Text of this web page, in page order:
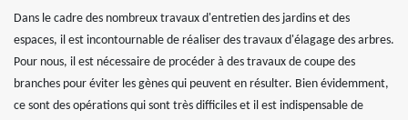
Dans le cadre des nombreux travaux d'entretien des jardins et des
espaces, il est incontournable de réaliser des travaux d'élagage des arbres.
Pour nous, il est nécessaire de procéder à des travaux de coupe des
branches pour éviter les gènes qui peuvent en résulter. Bien évidemment,
ce sont des opérations qui sont très difficiles et il est indispensable de